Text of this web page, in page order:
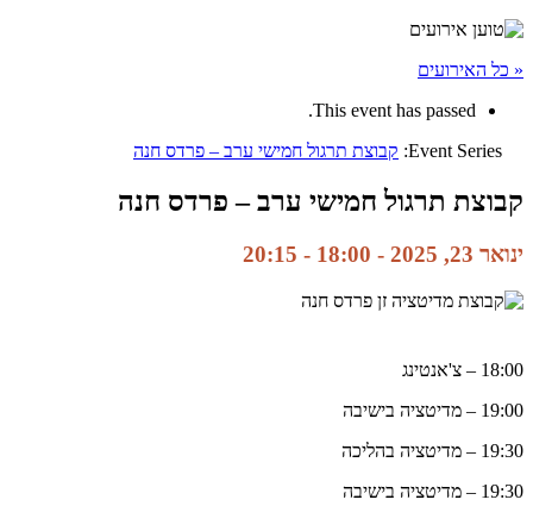
« כל האירועים
This event has passed.
Event Series: קבוצת תרגול חמישי ערב – פרדס חנה
קבוצת תרגול חמישי ערב – פרדס חנה
ינואר 23, 2025 - 18:00 -
20:15
18:00 – צ'אנטינג
19:00 – מדיטציה בישיבה
19:30 – מדיטציה בהליכה
19:30 – מדיטציה בישיבה